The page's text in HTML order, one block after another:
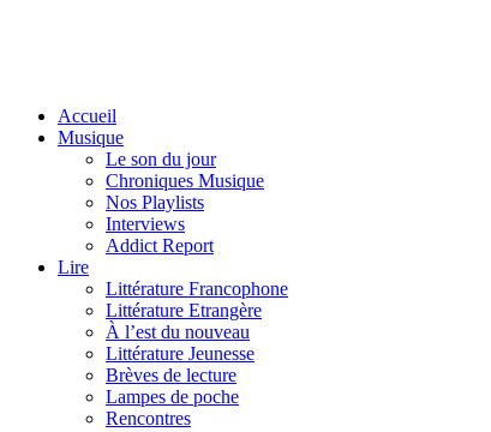
Accueil
Musique
Le son du jour
Chroniques Musique
Nos Playlists
Interviews
Addict Report
Lire
Littérature Francophone
Littérature Etrangère
À l’est du nouveau
Littérature Jeunesse
Brèves de lecture
Lampes de poche
Rencontres